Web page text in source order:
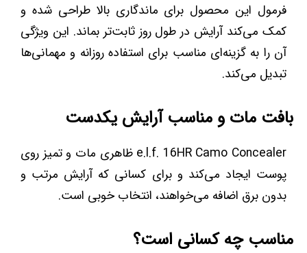
فرمول این محصول برای ماندگاری بالا طراحی شده و
کمک می‌کند آرایش در طول روز ثابت‌تر بماند. این ویژگی
آن را به گزینه‌ای مناسب برای استفاده روزانه و مهمانی‌ها
تبدیل می‌کند.
بافت مات و مناسب آرایش یکدست
e.l.f. 16HR Camo Concealer ظاهری مات و تمیز روی
پوست ایجاد می‌کند و برای کسانی که آرایش مرتب و
بدون برق اضافه می‌خواهند، انتخاب خوبی است.
مناسب چه کسانی است؟